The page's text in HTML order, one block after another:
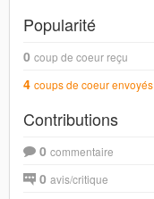
Popularité
0 coup de coeur reçu
4 coups de coeur envoyés
Contributions
0 commentaire
0 avis/critique